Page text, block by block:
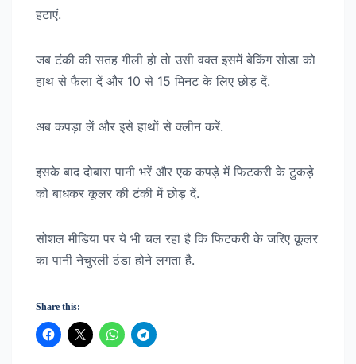
हटाएं.
जब टंकी की सतह गीली हो तो उसी वक्त इसमें बेकिंग सोडा को
हाथ से फैला दें और 10 से 15 मिनट के लिए छोड़ दें.
अब कपड़ा लें और इसे हाथों से क्लीन करें.
इसके बाद दोबारा पानी भरें और एक कपड़े में फिटकरी के टुकड़े
को बाधकर कूलर की टंकी में छोड़ दें.
सोशल मीडिया पर ये भी चल रहा है कि फिटकरी के जरिए कूलर
का पानी नेचुरली ठंडा होने लगता है.
Share this: